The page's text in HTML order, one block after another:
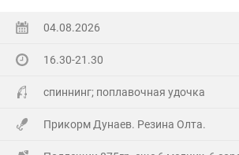
поймал.
На заказе еще покидал спиннинг.
Отпустил, и пошел домой.
04.08.2026
16.30-21.30
спиннинг; поплавочная удочка
Прикорм Дунаев. Резина Олта.